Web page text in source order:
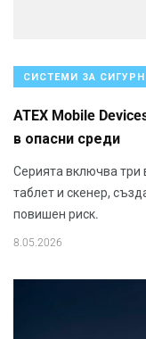
СИСТЕМИ ЗА
ATEX Mobile
в опасни среди
Серията включва три
таблет и скенер,
повишен риск.
8.05.2026